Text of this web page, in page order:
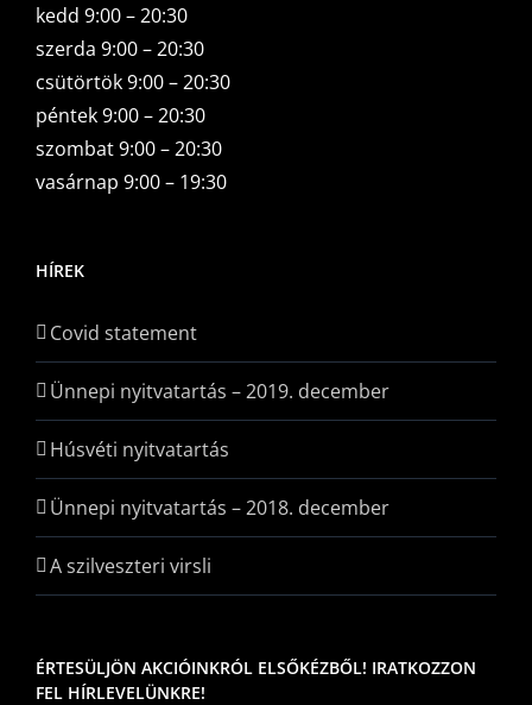
kedd 9:00 – 20:30
szerda 9:00 – 20:30
csütörtök 9:00 – 20:30
péntek 9:00 – 20:30
szombat 9:00 – 20:30
vasárnap 9:00 – 19:30
HÍREK
Covid statement
Ünnepi nyitvatartás – 2019. december
Húsvéti nyitvatartás
Ünnepi nyitvatartás – 2018. december
A szilveszteri virsli
ÉRTESÜLJÖN AKCIÓINKRÓL ELSŐKÉZBŐL! IRATKOZZON
FEL HÍRLEVELÜNKRE!